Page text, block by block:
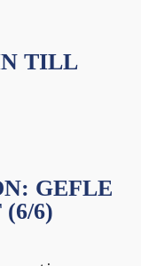
TILL
GEFLE
6)